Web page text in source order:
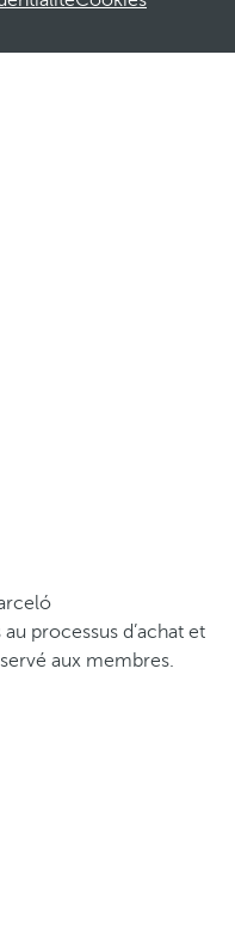
processus d’achat et
aux membres.